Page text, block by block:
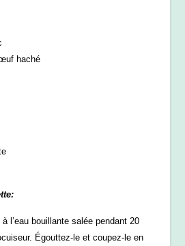
haché
l’eau bouillante salée pendant 20
Égouttez-le et coupez-le en